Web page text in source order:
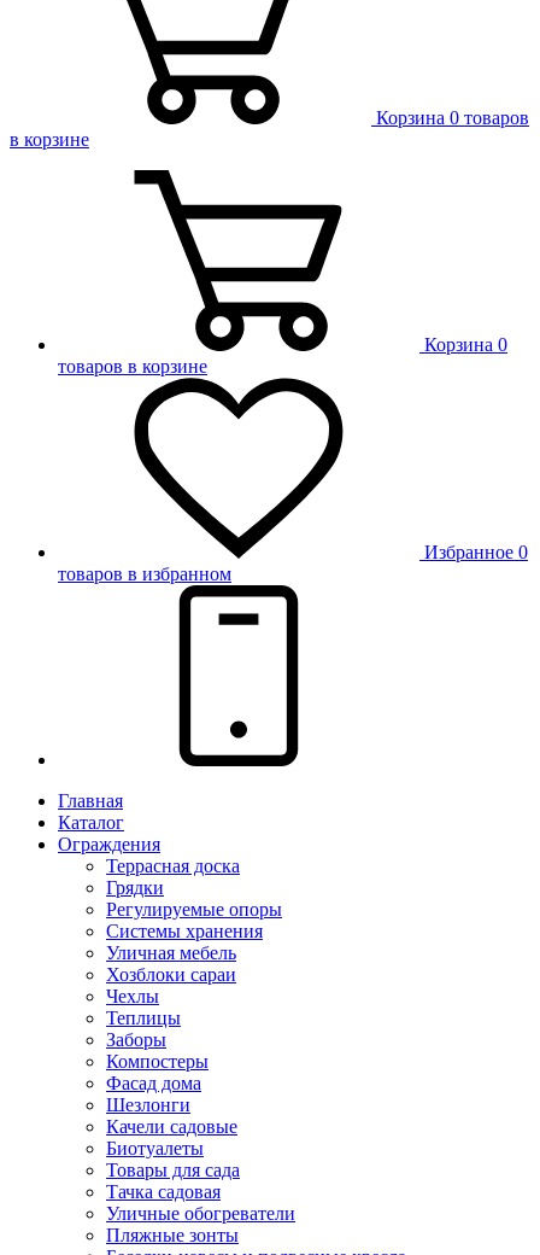
Корзина 0 товаров
в корзине
Корзина 0
товаров в корзине
Избранное 0
товаров в избранном
Главная
Каталог
Ограждения
Террасная доска
Грядки
Регулируемые опоры
Системы хранения
Уличная мебель
Хозблоки сараи
Чехлы
Теплицы
Заборы
Компостеры
Фасад дома
Шезлонги
Качели садовые
Биотуалеты
Товары для сада
Тачка садовая
Уличные обогреватели
Пляжные зонты